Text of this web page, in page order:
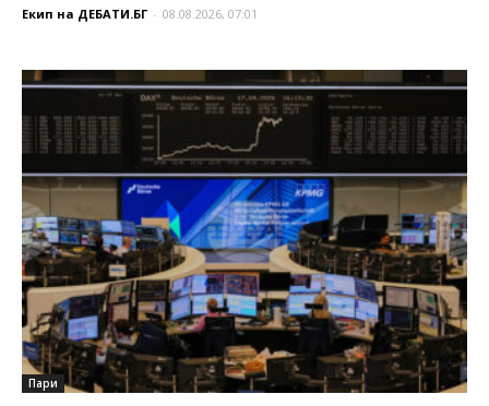
Екип на ДЕБАТИ.БГ - 08.08.2026, 07:01
Пари